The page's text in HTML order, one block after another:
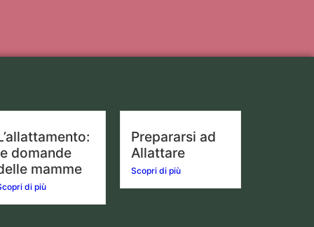
domande
mamme
di più
Prepararsi ad
Allattare
Scopri di più